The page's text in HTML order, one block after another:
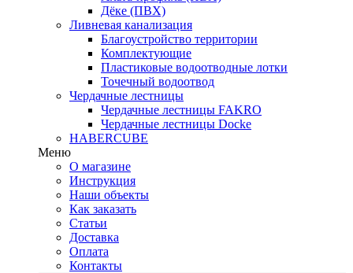
Дёке (ПВХ)
Ливневая канализация
Благоустройство территории
Комплектующие
Пластиковые водоотводные лотки
Точечный водоотвод
Чердачные лестницы
Чердачные лестницы FAKRO
Чердачные лестницы Docke
HABERCUBE
Меню
О магазине
Инструкция
Наши объекты
Как заказать
Статьи
Доставка
Оплата
Контакты